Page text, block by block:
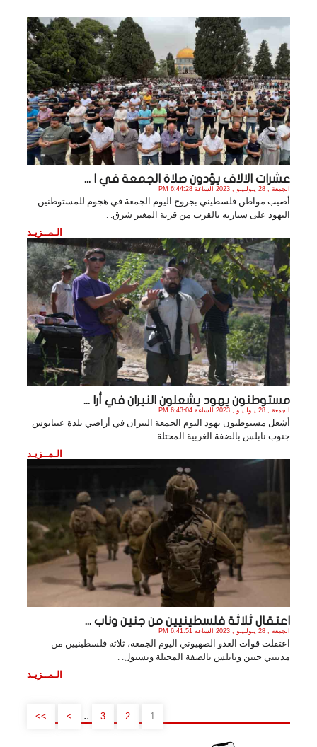
عشرات الالاف يؤدون صلاة الجمعة في ا ...
الجمعة , 28 يـولـيـو , 2023 الساعة 6:44:28 PM
أصيب مواطن فلسطيني بجروح اليوم الجمعة في هجوم للمستوطنين
اليهود على سيارته بالقرب من قرية المغير شرق. .
الـمــزيـد
مستوطنون يهود يشعلون النيران في أرا ...
الجمعة , 28 يـولـيـو , 2023 الساعة 6:43:04 PM
أشعل مستوطنون يهود اليوم الجمعة النيران في أراضي بلدة عينابوس
جنوب نابلس بالضفة الغربية المحتلة . . .
الـمــزيـد
اعتقال ثلاثة فلسطينيين من جنين وناب ...
الجمعة , 28 يـولـيـو , 2023 الساعة 6:41:51 PM
اعتقلت قوات العدو الصهيوني اليوم الجمعة، ثلاثة فلسطينيين من
مدينتي جنين ونابلس بالضفة المحتلة وتستول. .
الـمــزيـد
1
2
3
..
>
>>